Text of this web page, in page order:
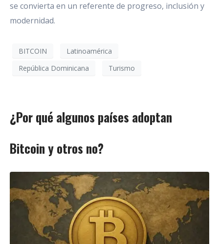
se convierta en un referente de progreso, inclusión y
modernidad.
BITCOIN
Latinoamérica
República Dominicana
Turismo
¿Por qué algunos países adoptan
Bitcoin y otros no?